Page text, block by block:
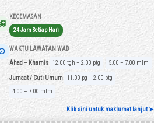
KECEMASAN
24 Jam Setiap Hari
WAKTU LAWATAN WAD
Ahad – Khamis 12.00 tgh – 2.00 ptg 5.00 – 7.00 mlm
Jumaat / Cuti Umum 11.00 pg – 2.00 ptg
4.00 – 7.00 mlm
Klik sini untuk maklumat lanjut ➤